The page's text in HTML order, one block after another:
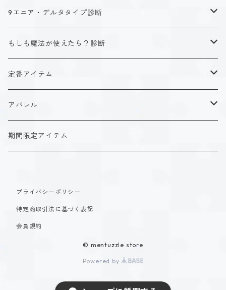
キャラクタータイプ
ISTJ（新田 理央）
ISFJ（花園 明日香）
INFP（夜月 夢乃）
定番アイテム
アクリルストラップ
アクリルスタンド
9エニア・デルタタイプ診断
キャラクタータイプ
タイプ１-正す人
タイプ２-助ける人
ホーリーデザイン
ダークデザイン
定番アイテム
アクリルスタンド
マグカップ
もしも魔法が使えたら？診断
魔法スタイル
生命魔法~Vitality~
自然魔法~Elemental~
創造魔法~Genesis~
αシリーズ
βシリーズ
アクリルストラップ
アクリルスタンド
定番アイテム
アクリルストラップ
アクリルスタンド
アパレル
Tシャツ
パーカー
期間限定アイテム
プライバシーポリシー
特定商取引法に基づく表記
会員規約
© mentuzzle store
Powered by